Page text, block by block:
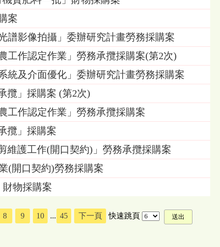
案
譜影像拍攝」委辦研究計畫勞務採購案
工作認定作業」勞務承攬採購案(第2次)
統及介面優化」委辦研究計畫勞務採購案
攬」採購案 (第2次)
工作認定作業」勞務承攬採購案
攬」採購案
維護工作(開口契約)」勞務承攬採購案
(開口契約)勞務採購案
財物採購案
8 9 10 ... 45 下一頁 快速跳頁